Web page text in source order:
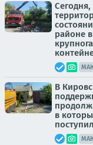
районе
В
в